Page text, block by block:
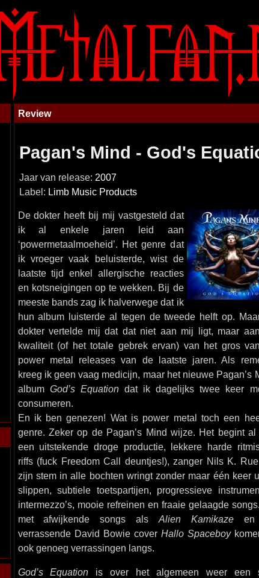
Review
Pagan's Mind - God's
Jaar van release: 2007
Label: Limb Music Products
De dokter heeft bij mij vastgesteld dat
ik al enkele jaren leid aan
‘powermetaalmoeheid’. Het genre dat
ik vroeger vaak beluisterde, wist de
laatste tijd enkel allergische reacties
en kotsneigingen op te wekken. Bij de
meeste bands zag ik halverwege dat ik
hun album luisterde al tegen de tweede helft op.
dokter vertelde mij dat dat niet aan mij ligt, maar
kwaliteit (of het totale gebrek ervan) van het gros
power metal releases van de laatste jaren. Als
kreeg ik geen vaag medicijn, maar het nieuwe Pagan’s
album God’s Equationdat ik dagelijks twee keer
consumeren.
En ik ben genezen! Wat is power metal toch een
genre. Zeker op de Pagan’s Mind wijze. Het begint al
een uitstekende droge productie, lekkere harde
riffs (fuck Freedom Call deuntjes!), zanger Nils K.
zijn stem in alle bochten wringt zonder maar één keer
slippen, subtiele toetspartijen, progressieve
intermezzo’s, mooie refreinen en fraaie gelaagde
met afwijkende songs als Alien Kamikazeen
verrassende David Bowie coverHallo Spaceboy
ook genoeg verrassingen langs.
God’s Equation is over het algemeen weer een